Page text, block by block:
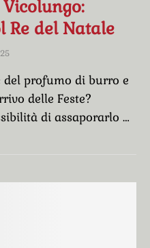
Re del Natale
del profumo di burro e
delle Feste?
di assaporarlo …